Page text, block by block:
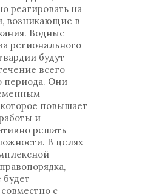
реагировать на
возникающие в
Водные
регионального
будут
всего
периода. Они
повышает
и
решать
В целях
с